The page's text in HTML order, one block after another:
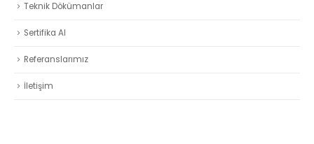
Teknik Dökümanlar
Sertifika Al
Referanslarımız
İletişim